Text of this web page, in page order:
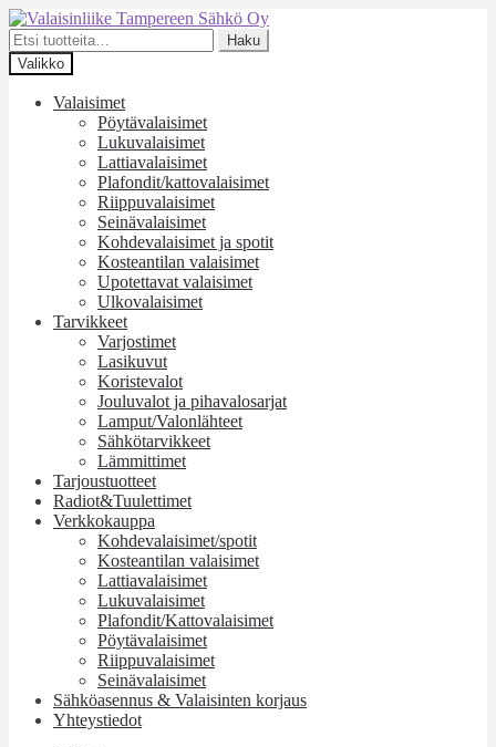
Siirry
navigointiin
Siirry
sisältöön
Etsi:
Haku
Valikko
Valaisimet
Pöytävalaisimet
Lukuvalaisimet
Lattiavalaisimet
Plafondit/kattovalaisimet
Riippuvalaisimet
Seinävalaisimet
Kohdevalaisimet ja spotit
Kosteantilan valaisimet
Upotettavat valaisimet
Ulkovalaisimet
Tarvikkeet
Varjostimet
Lasikuvut
Koristevalot
Jouluvalot ja pihavalosarjat
Lamput/Valonlähteet
Sähkötarvikkeet
Lämmittimet
Tarjoustuotteet
Radiot&Tuulettimet
Verkkokauppa
Kohdevalaisimet/spotit
Kosteantilan valaisimet
Lattiavalaisimet
Lukuvalaisimet
Plafondit/Kattovalaisimet
Pöytävalaisimet
Riippuvalaisimet
Seinävalaisimet
Sähköasennus & Valaisinten korjaus
Yhteystiedot